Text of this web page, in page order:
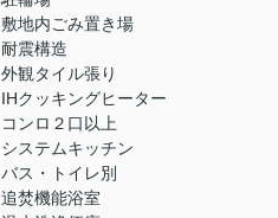
敷地内ごみ置き場
耐震構造
外観タイル張り
IHクッキングヒーター
コンロ２口以上
システムキッチン
バス・トイレ別
追焚機能浴室